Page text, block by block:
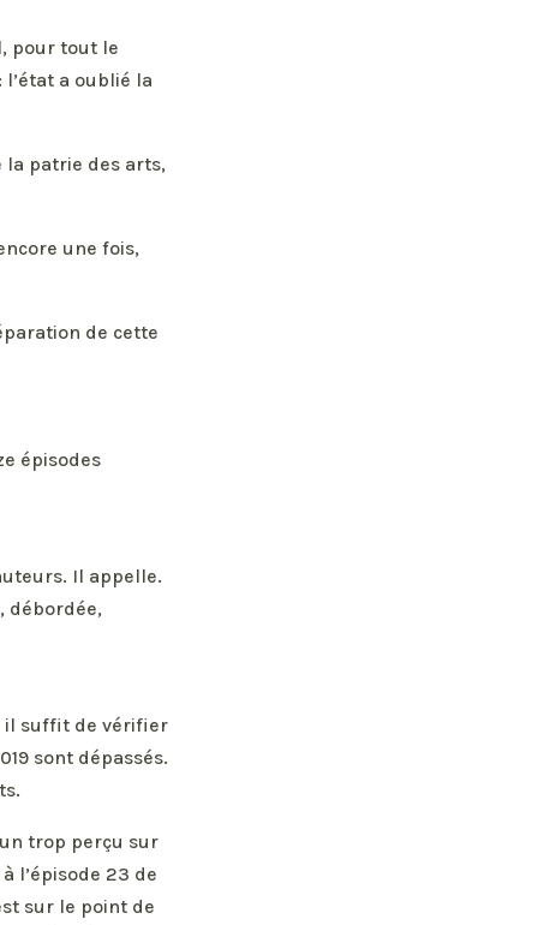
pour tout le
a oublié la
patrie des arts,
une fois,
de cette
épisodes
Il appelle.
débordée,
il suffit de vérifier
sont dépassés.
un trop perçu sur
l’épisode 23 de
sur le point de